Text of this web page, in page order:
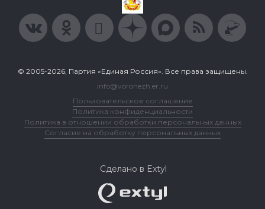
© 2005-2026, Партия «Единая Россия». Все права защищены.
info@voronezh.er.ru
Пользовательское соглашение
Политика конфиденциальности
Политика в отношении обработки персональных данных
Согласие на обработку персональных данных
Сделано в Extyl